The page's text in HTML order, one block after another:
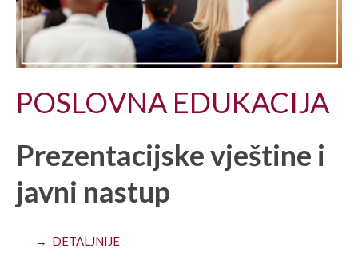
POSLOVNA EDUKACIJA
Prezentacijske vještine i
javni nastup
→ DETALJNIJE